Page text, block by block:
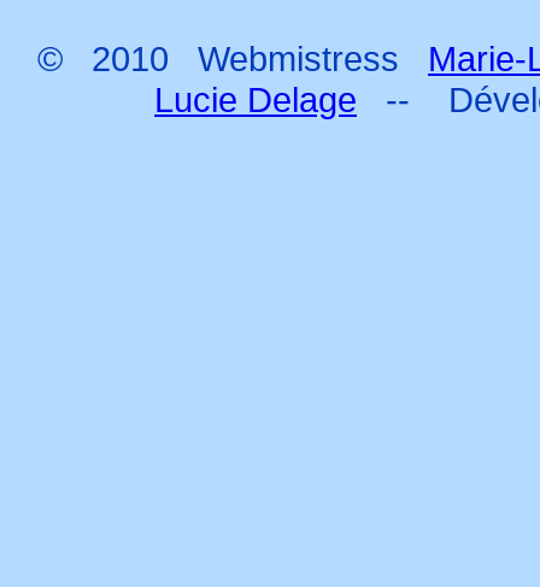
© 2010 Webmistress
Lucie Delage
--